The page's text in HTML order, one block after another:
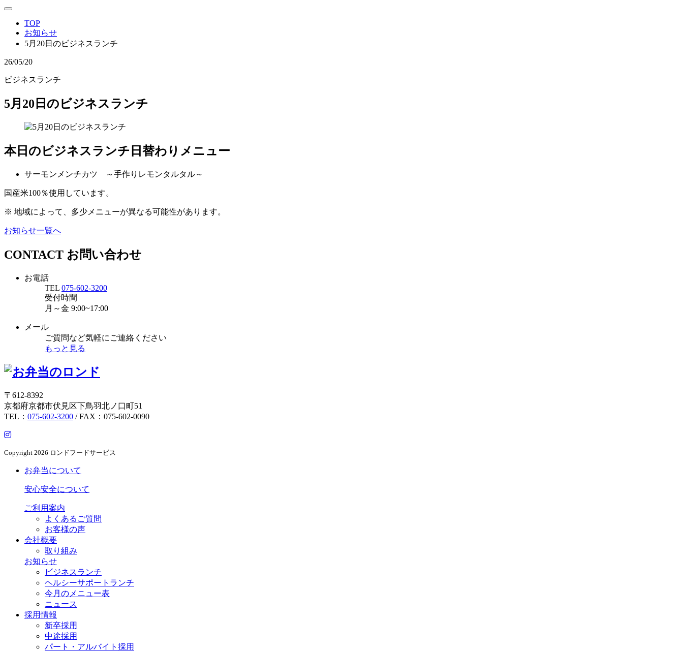
TOP
お知らせ
5月20日のビジネスランチ
26/05/20
ビジネスランチ
5月20日のビジネスランチ
本日のビジネスランチ日替わりメニュー
サーモンメンチカツ ～手作りレモンタルタル～
国産米100％使用しています。
※ 地域によって、多少メニューが異なる可能性があります。
お知らせ一覧へ
CONTACT お問い合わせ
お電話
TEL 075-602-3200
受付時間
月～金 9:00~17:00
メール
ご質問など気軽にご連絡ください
もっと見る
〒612-8392
京都府京都市伏見区下鳥羽北ノ口町51
TEL： 075-602-3200 / FAX：075-602-0090
Copyright 2026 ロンドフードサービス
お弁当について
安心安全について
ご利用案内
よくあるご質問
お客様の声
会社概要
取り組み
お知らせ
ビジネスランチ
ヘルシーサポートランチ
今月のメニュー表
ニュース
採用情報
新卒採用
中途採用
パート・アルバイト採用